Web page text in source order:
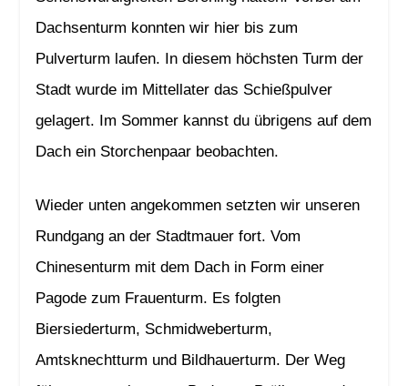
Dachsenturm konnten wir hier bis zum
Pulverturm laufen. In diesem höchsten Turm der
Stadt wurde im Mittellater das Schießpulver
gelagert. Im Sommer kannst du übrigens auf dem
Dach ein Storchenpaar beobachten.
Wieder unten angekommen setzten wir unseren
Rundgang an der Stadtmauer fort. Vom
Chinesenturm mit dem Dach in Form einer
Pagode zum Frauenturm. Es folgten
Biersiederturm, Schmidweberturm,
Amtsknechtturm und Bildhauerturm. Der Weg